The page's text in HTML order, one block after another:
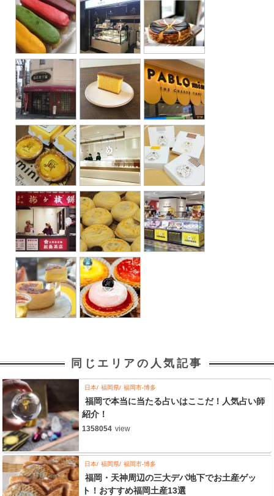
同じエリアの人気記事
日本 福岡県 福岡市-博多
福岡で本当に当たる占いはここだ！人気占い師
紹介！
1358054 view
日本 福岡県 福岡市-博多
福岡・天神周辺の三大デパ地下でお土産ゲッ
ト！おすすめ福岡土産13選